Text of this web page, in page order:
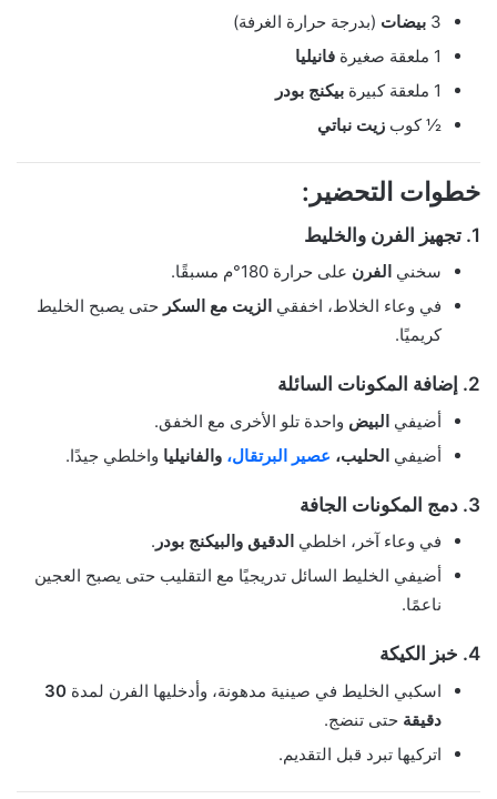
3 بيضات (بدرجة حرارة الغرفة)
1 ملعقة صغيرة
فانيليا
1 ملعقة كبيرة
بيكنج بودر
½ كوب زيت نباتي
خطوات التحضير:
1. تجهيز الفرن والخليط
سخني الفرن على حرارة 180°م مسبقًا.
في وعاء الخلاط، اخفقي الزيت مع السكر حتى يصبح الخليط
كريميًا.
2. إضافة المكونات السائلة
أضيفي البيض واحدة تلو الأخرى مع الخفق.
أضيفي الحليب، عصير البرتقال، والفانيليا واخلطي جيدًا.
3. دمج المكونات الجافة
في وعاء آخر، اخلطي الدقيق والبيكنج بودر .
أضيفي الخليط السائل تدريجيًا مع التقليب حتى يصبح العجين
ناعمًا.
4. خبز الكيكة
اسكبي الخليط في صينية مدهونة، وأدخليها الفرن لمدة 30
دقيقة حتى تنضج.
اتركيها تبرد قبل التقديم.